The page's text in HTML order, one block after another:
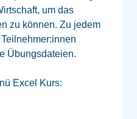
um das
zu können. Zu jedem
Übungsdateien.